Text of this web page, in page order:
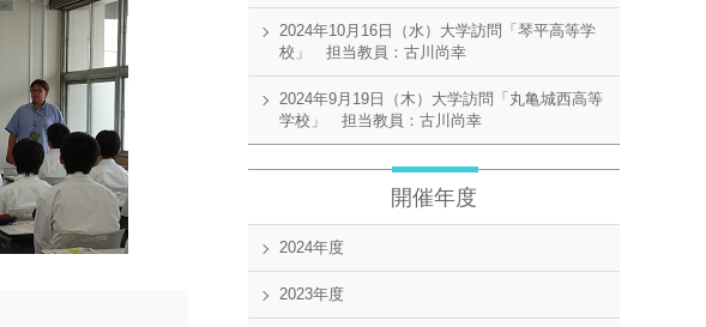
2024年10月16日（水）大学訪問「琴平高等学
校」 担当教員：古川尚幸
2024年9月19日（木）大学訪問「丸亀城西高等
学校」 担当教員：古川尚幸
開催年度
2024年度
2023年度